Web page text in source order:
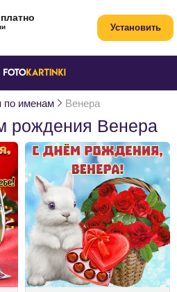
по именам Венера
рождения Венера
Установить